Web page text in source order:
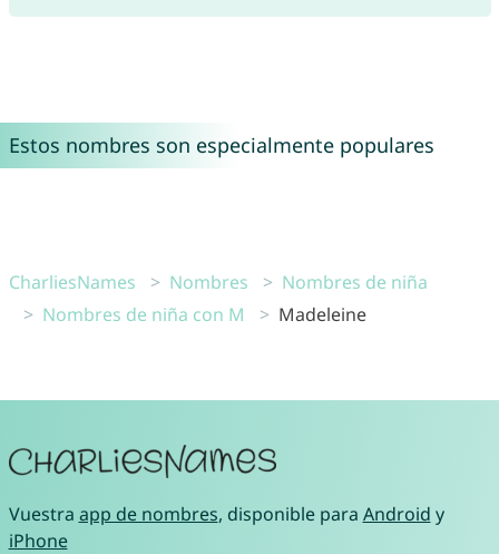
Estos nombres son especialmente populares
CharliesNames Nombres
Nombres de niña
Nombres de niña con M
Madeleine
Vuestra app de nombres, disponible para Android y
iPhone